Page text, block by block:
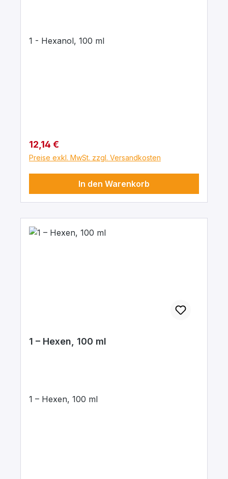
1 - Hexanol, 100 ml
Regulärer Preis:
12,14 €
Preise exkl. MwSt. zzgl. Versandkosten
In den Warenkorb
1 – Hexen, 100 ml
1 – Hexen, 100 ml